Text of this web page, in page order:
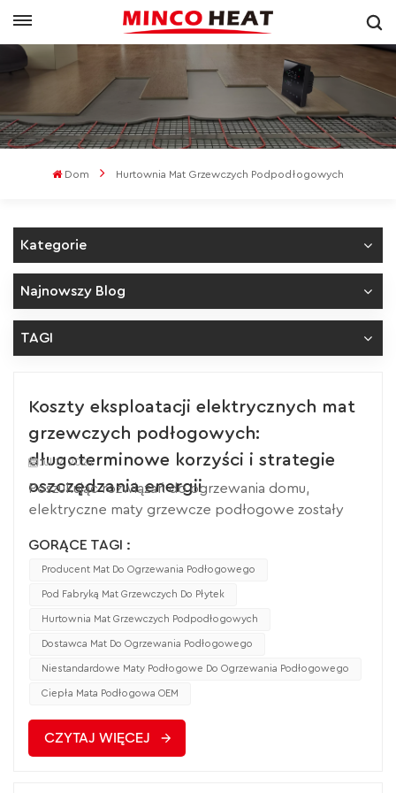
Dom Hurtownia Mat Grzewczych Podpodłogowych
Kategorie
Najnowszy Blog
TAGI
Koszty eksploatacji elektrycznych mat
grzewczych podłogowych:
długoterminowe korzyści i strategie
oszczędzania energii
Jul 17, 2024
Poszukując rozwiązań do ogrzewania domu,
elektryczne maty grzewcze podłogowe zostały
na zalety łatwej instalacji, wysokiego komfortu i
oszczędności miejsca. Tymczasem czy mata
grzewcza podłogowa jest droga w eksploatacji?
Stało się to pytaniem dla wielu rodzin. Dlatego
zrozumienie kosztów operacyjnych jest kluczowe.
podłogowych, w tym zużycie energii elektrycznej,
strategie poprawy efektywności i możliwości
długoterminowych oszczędności. Koszt eksploatacji
GORĄCE TAGI :
Producent Mat Do Ogrzewania Podłogowego
Pod Fabryką Mat Grzewczych Do Płytek
Hurtownia Mat Grzewczych Podpodłogowych
Dostawca Mat Do Ogrzewania Podłogowego
Niestandardowe Maty Podłogowe Do Ogrzewania Podłogowego
Ciepła Mata Podłogowa OEM
CZYTAJ WIĘCEJ